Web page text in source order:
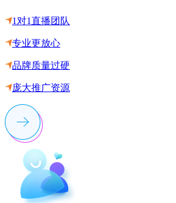
1对1直播团队
专业更放心
品牌质量过硬
庞大推广资源